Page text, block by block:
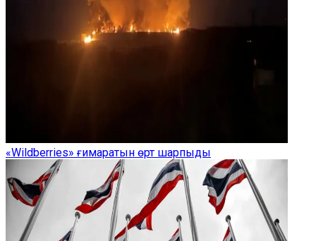
«Wildberries» ғимаратын өрт шарпыды